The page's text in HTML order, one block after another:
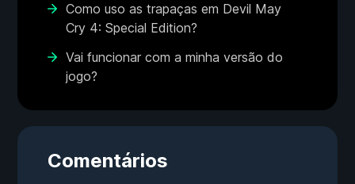
Como uso as trapaças em Devil May
Cry 4: Special Edition?
Vai funcionar com a minha versão do
jogo?
Comentários